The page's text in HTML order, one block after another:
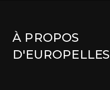
À PROPOS
D'EUROPELLES